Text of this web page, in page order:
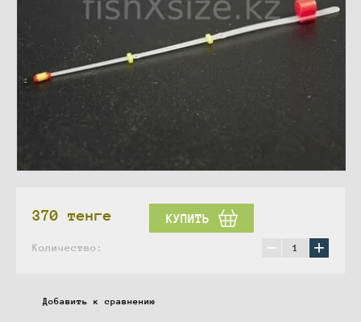
370 тенге КУПИТЬ
Количество: − +
Добавить к сравнению